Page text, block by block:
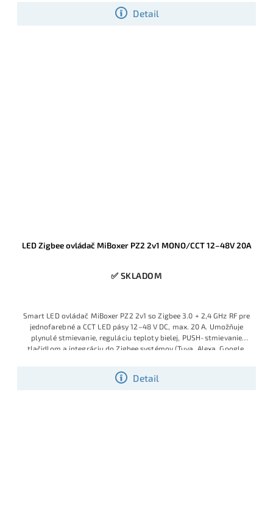
Detail
LED Zigbee ovládač MiBoxer PZ2 2v1 MONO/CCT 12–48V 20A
✅ SKLADOM
Detail
Smart LED ovládač MiBoxer PZ2 2v1 so Zigbee 3.0 + 2,4 GHz RF pre
jednofarebné a CCT LED pásy 12–48 V DC, max. 20 A. Umožňuje
plynulé stmievanie, reguláciu teploty bielej, PUSH‑stmievanie
tlačidlom a integráciu do Zigbee systémov (Tuya, Alexa, Google,